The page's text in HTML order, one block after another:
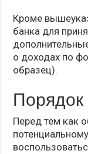
Кроме
банка для
о доходах по
образец).
Порядок
Перед тем как